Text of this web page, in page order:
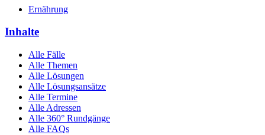
Ernährung
Inhalte
Alle Fälle
Alle Themen
Alle Lösungen
Alle Lösungsansätze
Alle Termine
Alle Adressen
Alle 360° Rundgänge
Alle FAQs